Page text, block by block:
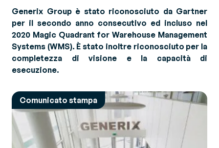
Generix Group è stato riconosciuto da Gartner
per il secondo anno consecutivo ed incluso nel
2020 Magic Quadrant for Warehouse Management
Systems (WMS). È stato inoltre riconosciuto per la
completezza di visione e la capacità di
esecuzione.
Comunicato stampa